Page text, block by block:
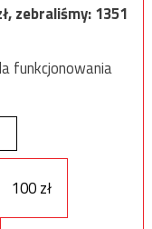
zebraliśmy:1351
funkcjonowania
100 zł